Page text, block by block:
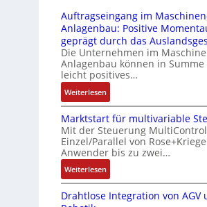
s
i
c
h
f
l
e
x
i
b
e
l
f
ü
r
i
e
n
4
G
u
n
d
5
G
a
u
f
Z
e
r
t
i
i
e
r
n
g
u
c
k
a
u
s
g
l
e
i
c
h
s
Auftragseingang im
Anlagenbau: Positive
geprägt durch das
Die Unternehmen im
Anlagenbau können in
leicht positives…
Weiterlesen:
A
u
f
t
r
a
g
s
Marktstart für multivariable
Mit der Steuerung
Einzel/Parallel von
Anwender bis zu zwei…
Weiterlesen:
M
a
Drahtlose Integration von AGV